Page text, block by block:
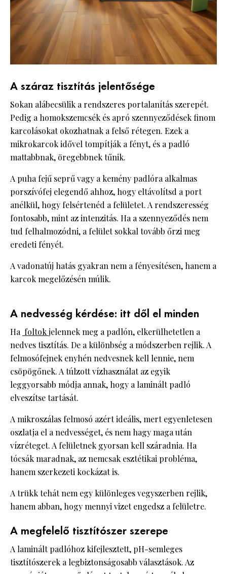
A száraz tisztítás jelentősége
Sokan alábecsülik a rendszeres portalanítás szerepét.
Pedig a homokszemcsék és apró szennyeződések finom
karcolásokat okozhatnak a felső rétegen. Ezek a
mikrokarcok idővel tompítják a fényt, és a padló
mattabbnak, öregebbnek tűnik.
A puha fejű seprű vagy a kemény padlóra alkalmas
porszívófej elegendő ahhoz, hogy eltávolítsd a port
anélkül, hogy felsértenéd a felületet. A rendszeresség
fontosabb, mint az intenzitás. Ha a szennyeződés nem
tud felhalmozódni, a felület sokkal tovább őrzi meg
eredeti fényét.
A vadonatúj hatás gyakran nem a fényesítésen, hanem a
karcok megelőzésén múlik.
A nedvesség kérdése: itt dől el minden
Ha foltokjelennek meg a padlón, elkerülhetetlen a
nedves tisztítás. De a különbség a módszerben rejlik. A
felmosófejnek enyhén nedvesnek kell lennie, nem
csöpögőnek. A túlzott vízhasználat az egyik
leggyorsabb módja annak, hogy a laminált padló
elveszítse tartását.
A mikroszálas felmosó azért ideális, mert egyenletesen
oszlatja el a nedvességet, és nem hagy maga után
vízréteget. A felületnek gyorsan kell száradnia. Ha
tócsák maradnak, az nemcsak esztétikai probléma,
hanem szerkezeti kockázat is.
A trükk tehát nem egy különleges vegyszerben rejlik,
hanem abban, hogy mennyi vizet engedsz a felületre.
A megfelelő tisztítószer szerepe
A laminált padlóhoz kifejlesztett, pH-semleges
tisztítószerek a legbiztonságosabb választások. Az